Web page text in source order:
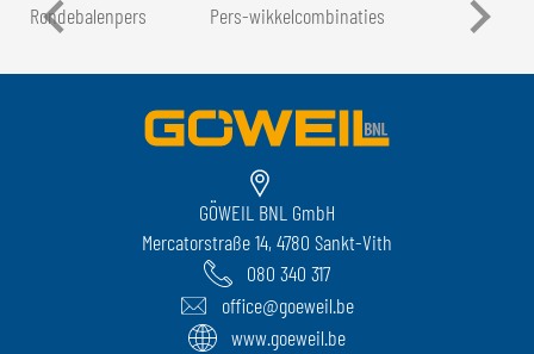
Rondebalenpers Pers-wikkelcombinaties
GÖWEIL BNL GmbH
Mercatorstraße 14, 4780 Sankt-Vith
080 340 317
office@goeweil.be
www.goeweil.be